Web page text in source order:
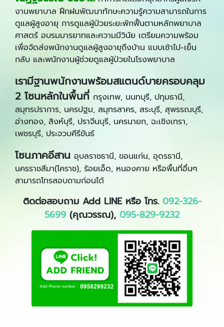
งานพยาบาล ฝึกฝนพัฒนาทักษะความรู้ความสามารถในการ
ดูแลผู้สูงอายุ การดูแลผู้ป่วยระยะพักฟื้นตามหลักพยาบาล
ศาสตร์ อบรมมารยาทและความมีวินัย เตรียมความพร้อม
เพื่อจัดส่งพนักงานดูแลผู้สูงอายุถึงบ้าน แบบเช้าไป-เย็น
กลับ และพนักงานผู้ช่วยดูแลผู้ป่วยในโรงพยาบาล
เรามีฐานพนักงานพร้อมสแตนด์บายครอบคลุม
2 โซนหลักในพื้นที่ กรุงเทพ, นนทบุรี, ปทุมธานี,
สมุทรปราการ, นครปฐม, สมุทรสาคร, สระบุรี, สุพรรณบุรี,
อ่างทอง, สิงห์บุรี, ปราจีนบุรี, นครนายก, ฉะเชิงเทรา,
เพชรบุรี, ประจวบคีรีขันธ์
โซนภาคอีสาน อุบลราชธานี, ขอนแก่น, อุดรธานี,
นครราชสีมา(โคราช), ร้อยเอ็ด, หนองคาย หรือพื้นที่อื่นๆ
สามารถโทรสอบถามก่อนได้
ติดต่อสอบถาม Add LINE หรือ โทร. 092-326-
5699 (คุณวรรณ), 095-829-9232